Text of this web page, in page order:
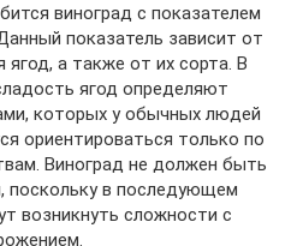
виноград с показателем
показатель зависит от
ягод, а также от их сорта. В
ягод определяют
которых у обычных людей
ориентироваться только по
Виноград не должен быть
поскольку в последующем
возникнуть сложности с